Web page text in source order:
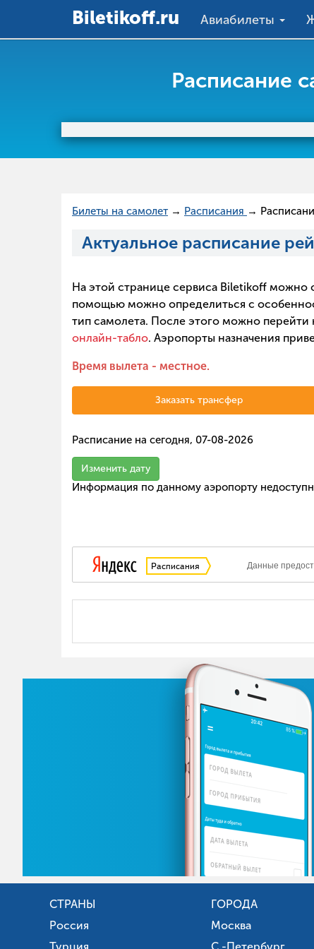
Вiletikoff.ru Авиабилеты
Расписание
Билеты на самолет → Расписания →
Актуальное расписание
На этой странице сервиса Biletikoff можно
помощью можно определиться с
тип самолета. После этого можно перейти
онлайн-табло. Аэропорты назначения
Время вылета - местное.
Заказать трансфер
Расписание на сегодня, 07-08-2026
Изменить дату
Информация по данному аэропорту
СТРАНЫ
Россия
ГОРОДА
Москва